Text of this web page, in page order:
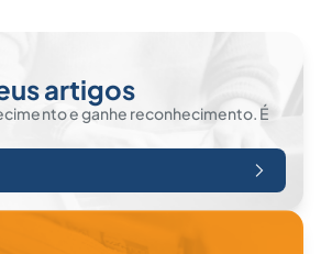
artigos
e ganhe reconhecimento. É